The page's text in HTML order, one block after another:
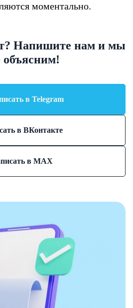
моментально.
Напишите нам и мы
объясним!
в Telegram
в ВКонтакте
в MAX